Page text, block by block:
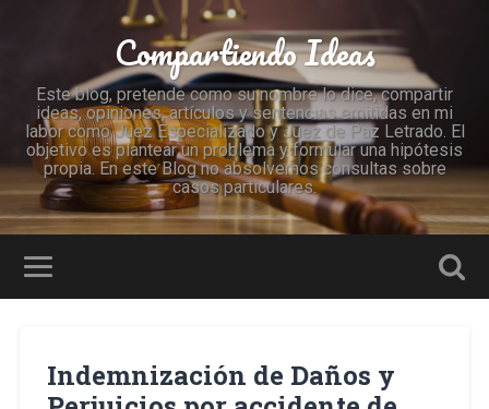
Compartiendo Ideas
Este blog, pretende como su nombre lo dice, compartir
ideas, opiniones, artículos y sentencias emitidas en mi
labor como Juez Especializado y Juez de Paz Letrado. El
objetivo es plantear un problema y formular una hipótesis
propia. En este Blog no absolvemos consultas sobre
casos particulares.
Indemnización de Daños y